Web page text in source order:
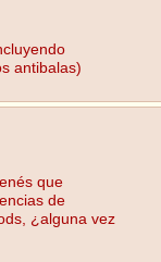
antibalas)
que
de
¿alguna vez